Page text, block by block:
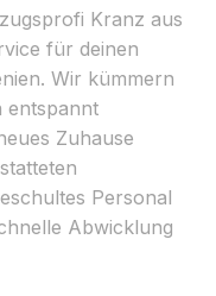
Kranz aus
für deinen
Wir kümmern
entspannt
Zuhause
Personal
Abwicklung